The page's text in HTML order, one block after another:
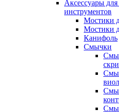
Аксессуары
инструментов
Мостики
Мостики
Канифоль
Смычки